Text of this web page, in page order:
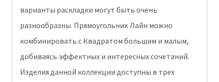
варианты раскладки могут быть очень
разнообразны. Прямоугольник Лайн можно
комбинировать с Квадратом большим и малым,
добиваясь эффектных и интересных сочетаний.
Изделия данной коллекции доступны в трех